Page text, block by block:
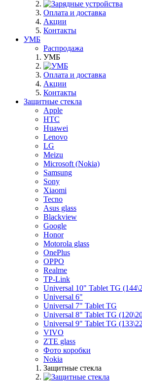
Оплата и доставка
Акции
Контакты
УМБ
Распродажа
УМБ
Оплата и доставка
Акции
Контакты
Защитные стекла
Apple
HTC
Huawei
Lenovo
LG
Meizu
Microsoft (Nokia)
Samsung
Sony
Xiaomi
Tecno
Asus glass
Blackview
Google
Honor
Motorola glass
OnePlus
OPPO
Realme
TP-Link
Universal 10" Tablet TG
Universal 6"
Universal 7" Tablet TG
Universal 8" Tablet TG
Universal 9" Tablet TG
VIVO
ZTE glass
Фото коробки
Nokia
Защитные стекла